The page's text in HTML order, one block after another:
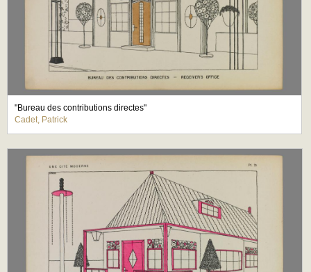
"Bureau des contributions directes"
Cadet, Patrick